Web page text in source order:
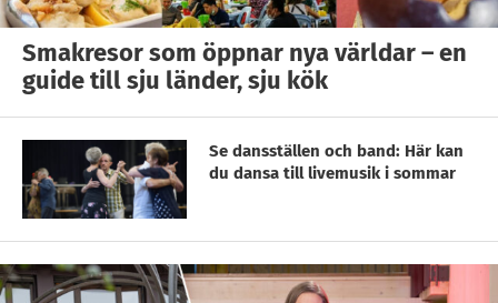
Smakresor som öppnar nya världar – en
guide till sju länder, sju kök
Se dansställen och band: Här kan
du dansa till livemusik i sommar